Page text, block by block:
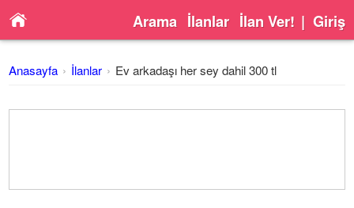
Arama İlanlar İlan Ver! | Giriş
Anasayfa İlanlar Ev arkadaşı her sey dahil 300 tl